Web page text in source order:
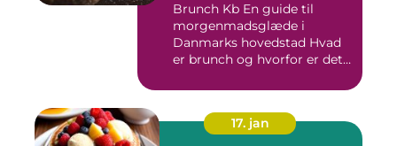
Brunch Kb En guide til
morgenmadsglæde i
Danmarks hovedstad Hvad
er brunch og hvorfor er det
17. jan